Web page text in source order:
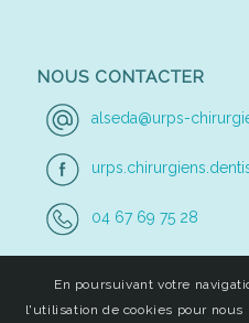
NOUS CONTACTER
alseda@urps-
04 67 69 75 28
En poursuivant votre
l'utilisation de cookies pour